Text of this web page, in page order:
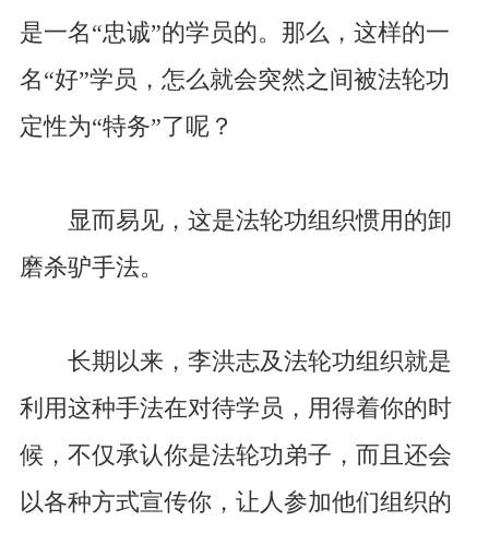
是一名“忠诚”的学员的。那么，这样的一
名“好”学员，怎么就会突然之间被法轮功
定性为“特务”了呢？
显而易见，这是法轮功组织惯用的卸
磨杀驴手法。
长期以来，李洪志及法轮功组织就是
利用这种手法在对待学员，用得着你的时
候，不仅承认你是法轮功弟子，而且还会
以各种方式宣传你，让人参加他们组织的